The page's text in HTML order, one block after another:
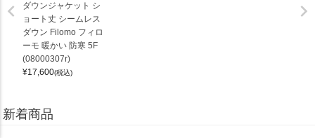
ダウンジャケット シ
ョート丈 シームレス
ダウン Filomo フィロ
ーモ 暖かい 防寒 5F
(08000307r)
¥17,600(税込)
新着商品